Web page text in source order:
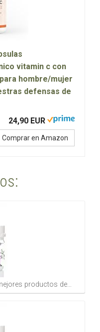
vitamin c con
hombre/mujer
defensas de
24,90 EUR
Comprar en Amazon
productos de…